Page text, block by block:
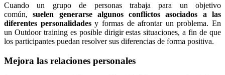
Cuando un grupo de personas trabaja para un objetivo
común,suelen generarse algunos conflictos asociados a las
diferentes personalidadesy formas de afrontar un problema. En
un Outdoor training es posible dirigir estas situaciones, a fin de que
los participantes puedan resolver sus diferencias de forma positiva.
Mejora las relaciones personales